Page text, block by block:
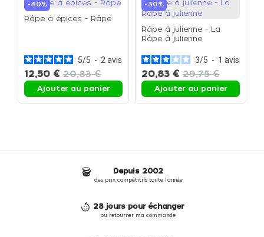
-40%
Râpe à épices - Râpe
5/5 - 2avis
12,50 € 20,83 €
Ajouter au panier
-30%
Râpe à julienne - La
Râpe à julienne
3/5 - 1 avis
20,83 € 29,75 €
Ajouter au panier
Depuis 2002
des prix compétitifs toute l'année
28 jours pour échanger
ou retourner ma commande